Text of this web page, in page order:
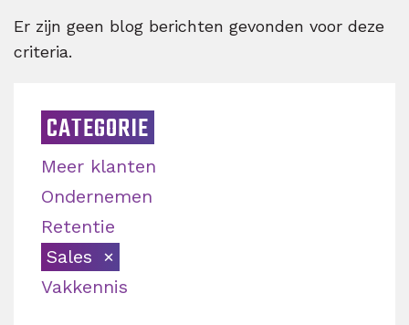
Er zijn geen blog berichten gevonden voor deze
criteria.
CATEGORIE
Meer klanten
Ondernemen
Retentie
Sales
Vakkennis